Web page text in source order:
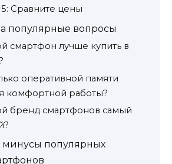
Сравните цены
популярные вопросы
смартфон лучше купить в
оперативной памяти
комфортной работы?
бренд смартфонов самый
популярных